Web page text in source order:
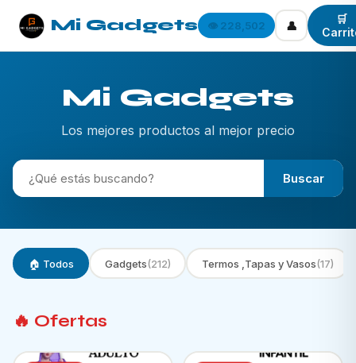
Mi Gadgets 👁️ 228,502 👤
🛒
Mi Gadgets
Los mejores productos al mejor precio
Buscar
🏠 Todos Gadgets(212) Termos ,Tapas y Vasos(17)
🔥 Ofertas